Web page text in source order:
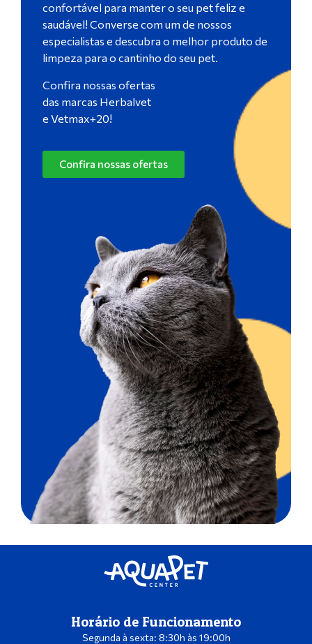
confortável para manter o seu pet feliz e
saudável! Converse com um de nossos
especialistas e descubra o melhor produto de
limpeza para o cantinho do seu pet.
Confira nossas ofertas
das marcas Herbalvet
e Vetmax+20!
Confira nossas ofertas
Horário de Funcionamento
Segunda à sexta: 8:30h às 19:00h